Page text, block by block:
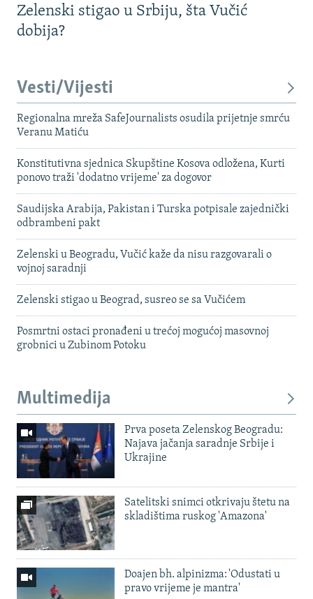
Zelenski stigao u Srbiju, šta Vučić
dobija?
Vesti/Vijesti
Regionalna mreža SafeJournalists osudila prijetnje smrću
Veranu Matiću
Konstitutivna sjednica Skupštine Kosova odložena, Kurti
ponovo traži 'dodatno vrijeme' za dogovor
Saudijska Arabija, Pakistan i Turska potpisale zajednički
odbrambeni pakt
Zelenski u Beogradu, Vučić kaže da nisu razgovarali o
vojnoj saradnji
Zelenski stigao u Beograd, susreo se sa Vučićem
Posmrtni ostaci pronađeni u trećoj mogućoj masovnoj
grobnici u Zubinom Potoku
Multimedija
Prva poseta Zelenskog Beogradu:
Najava jačanja saradnje Srbije i
Ukrajine
Satelitski snimci otkrivaju štetu na
skladištima ruskog 'Amazona'
Doajen bh. alpinizma: 'Odustati u
pravo vrijeme je mantra'